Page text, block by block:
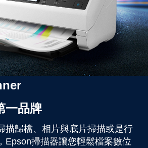
一品牌
描歸檔、相片與底片掃描或是行
Epson掃描器讓您輕鬆檔案數位